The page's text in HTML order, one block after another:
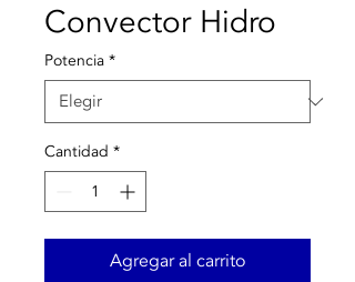
Convector Hidro
Potencia *
Cantidad *
Agregar al carrito